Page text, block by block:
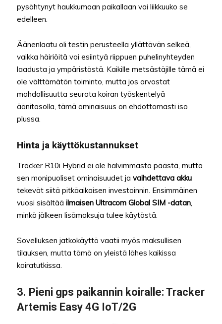
pysähtynyt haukkumaan paikallaan vai liikkuuko se
edelleen.
Äänenlaatu oli testin perusteella yllättävän selkeä,
vaikka häiriöitä voi esiintyä riippuen puhelinyhteyden
laadusta ja ympäristöstä. Kaikille metsästäjille tämä ei
ole välttämätön toiminto, mutta jos arvostat
mahdollisuutta seurata koiran työskentelyä
äänitasolla, tämä ominaisuus on ehdottomasti iso
plussa.
Hinta ja käyttökustannukset
Tracker R10i Hybrid ei ole halvimmasta päästä, mutta
sen monipuoliset ominaisuudet ja vaihdettava akku
tekevät siitä pitkäaikaisen investoinnin. Ensimmäinen
vuosi sisältää ilmaisen Ultracom Global SIM -datan,
minkä jälkeen lisämaksuja tulee käytöstä.
Sovelluksen jatkokäyttö vaatii myös maksullisen
tilauksen, mutta tämä on yleistä lähes kaikissa
koiratutkissa.
3. Pieni gps paikannin koiralle: Tracker
Artemis Easy 4G IoT/2G